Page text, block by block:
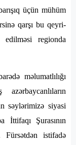
üçün mühüm
qarşı bu qeyri-
regionda
məlumatlılığı
səylərimizə siyasi
Şurasının
Fürsətdən istifadə